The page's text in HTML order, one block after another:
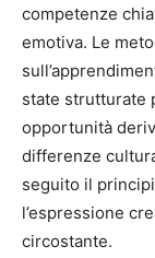
competenze
emotiva. Le
state strutturate
opportunità
differenze
seguito il
l’espressione
circostante.